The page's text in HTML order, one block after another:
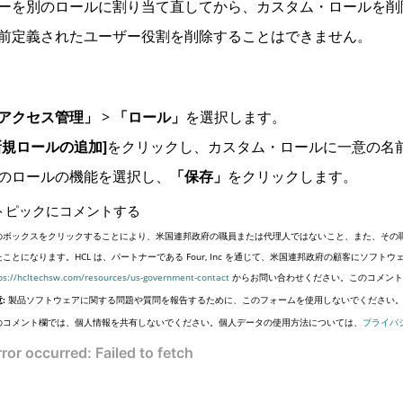
を別のロールに割り当て直してから、カスタム・ロールを
定義されたユーザー役割を削除することはできません。
クセス管理」 > 「ロール」 を選択します。
ロールの追加]をクリックし、カスタム・ロールに一意の名
ロールの機能を選択し、
「保存」 をクリックします。
ピックにコメントする
ボックスをクリックすることにより、米国連邦政府の職員または代理人ではないこと、また、そ
ことになります。HCL は、パートナーである Four, Inc を通じて、米国連邦政府の顧客にソフト
hcltechsw.com/resources/us-government-contact からお問い合わせください。このコメン
: 製品ソフトウェアに関する問題や質問を報告するために、このフォームを使用しないでください
コメント欄では、個人情報を共有しないでください。個人データの使用方法については、 プライバ